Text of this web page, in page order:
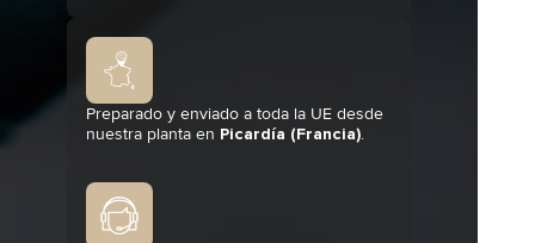
Preparado y enviado a toda la UE desde
nuestra planta en Picardía (Francia).